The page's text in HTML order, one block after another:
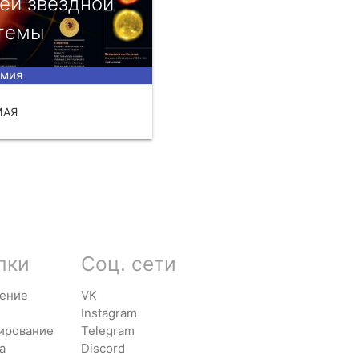
Соц. сети
VK
Instagram
Telegram
Discord